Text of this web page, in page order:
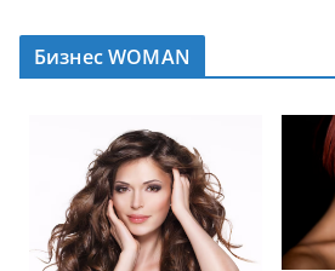
Бизнес WOMAN